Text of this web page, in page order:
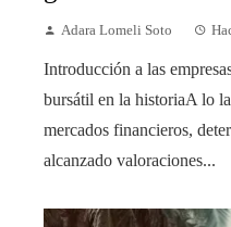
Adara Lomeli Soto
Introducción a las
bursátil en la historiaA lo
mercados financieros,
alcanzado valoraciones...